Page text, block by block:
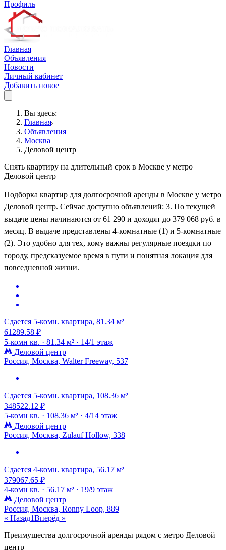
Профиль
Главная
Объявления
Новости
Личный кабинет
Добавить новое
Вы здесь:
Главная
Объявления
Москва
Деловой центр
Снять квартиру на длительный срок в Москве у метро
Деловой центр
Подборка квартир для долгосрочной аренды в Москве у метро
Деловой центр. Сейчас доступно объявлений: 3. По текущей
выдаче цены начинаются от 61 290 и доходят до 379 068 руб. в
месяц. В выдаче представлены 4-комнатные (1) и 5-комнатные
(2). Это удобно для тех, кому важны регулярные поездки по
городу, предсказуемое время в пути и понятная локация для
повседневной жизни.
Сдается 5-комн. квартира, 81.34 м²
61289.58 ₽
5-комн кв. · 81.34 м² · 14/1 этаж
Деловой центр
Россия, Москва, Walter Freeway, 537
Сдается 5-комн. квартира, 108.36 м²
348522.12 ₽
5-комн кв. · 108.36 м² · 4/14 этаж
Деловой центр
Россия, Москва, Zulauf Hollow, 338
Сдается 4-комн. квартира, 56.17 м²
379067.65 ₽
4-комн кв. · 56.17 м² · 19/9 этаж
Деловой центр
Россия, Москва, Ronny Loop, 889
« Назад1Вперёд »
Преимущества долгосрочной аренды рядом с метро Деловой
центр